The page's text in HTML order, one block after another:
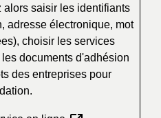
alors saisir les identifiants
adresse électronique, mot
choisir les services
documents d'adhésion
des entreprises pour